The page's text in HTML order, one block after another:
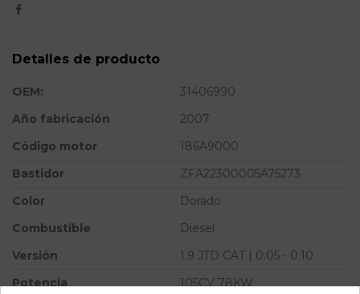
Detalles de producto
OEM:
31406990
Año fabricación
2007
Código motor
186A9000
Bastidor
ZFA22300005A75273
Color
Dorado
Combustible
Diesel
Versión
1.9 JTD CAT | 0.05 - 0.10
Potencia
105CV 78KW